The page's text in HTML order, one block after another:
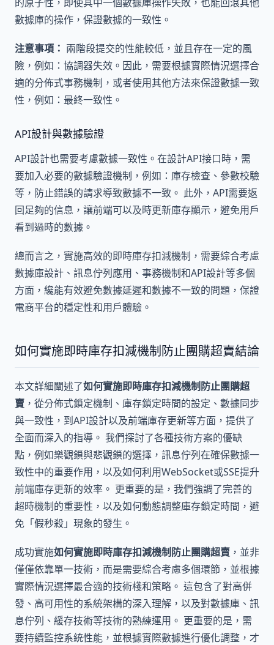
數據庫的操作，保證數據的一致性。
注意事項： 兩階段提交的性能較低，並且存在一定的風
險，例如：協調器失效。因此，需要根據實際情況選擇合
適的分佈式事務機制，或者使用其他方法來保證數據一致
性，例如：最終一致性。
API設計與數據驗證
API設計也需要考慮數據一致性。在設計API接口時，需
要加入必要的數據驗證機制，例如：庫存檢查、參數校驗
等，防止錯誤的請求導致數據不一致。 此外，API需要返
回足夠的信息，讓前端可以及時更新庫存顯示，避免用戶
看到過時的數據。
總而言之，實施高效的即時庫存扣減機制，需要綜合考慮
數據庫設計、訊息佇列應用、事務機制和API設計等多個
方面，纔能有效避免數據延遲和數據不一致的問題，保證
電商平台的穩定性和用戶體驗。
如何實施即時庫存扣減機制防止團購超賣結論
本文詳細闡述了如何實施即時庫存扣減機制防止團購超
賣 ，從分佈式鎖定機制、庫存鎖定時間的設定、數據同步
與一致性，到API設計以及前端庫存更新等方面，提供了
全面而深入的指導。 我們探討了各種技術方案的優缺
點，例如樂觀鎖與悲觀鎖的選擇，訊息佇列在確保數據一
致性中的重要作用，以及如何利用WebSocket或SSE提升
前端庫存更新的效率。 更重要的是，我們強調了完善的
超時機制的重要性，以及如何動態調整庫存鎖定時間，避
免「假秒殺」現象的發生。
成功實施如何實施即時庫存扣減機制防止團購超賣 ，並非
僅僅依靠單一技術，而是需要綜合考慮多個環節，並根據
實際情況選擇最合適的技術棧和策略。 這包含了對高併
發、高可用性的系統架構的深入理解，以及對數據庫、訊
息佇列、緩存技術等技術的熟練運用。 更重要的是，需
要持續監控系統性能，並根據實際數據進行優化調整，才